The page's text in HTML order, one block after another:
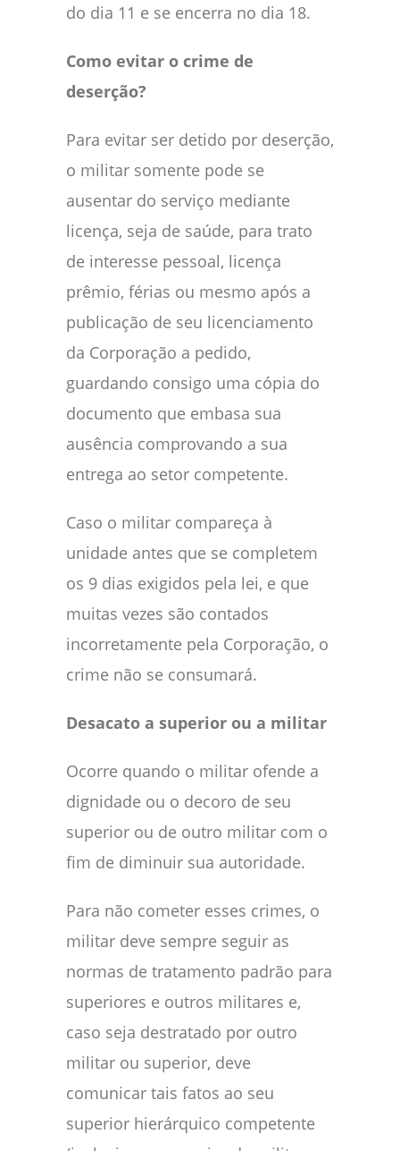
do dia 11 e se encerra no dia 18.
Como evitar o crime de
deserção?
Para evitar ser detido por deserção,
o militar somente pode se
ausentar do serviço mediante
licença, seja de saúde, para trato
de interesse pessoal, licença
prêmio, férias ou mesmo após a
publicação de seu licenciamento
da Corporação a pedido,
guardando consigo uma cópia do
documento que embasa sua
ausência comprovando a sua
entrega ao setor competente.
Caso o militar compareça à
unidade antes que se completem
os 9 dias exigidos pela lei, e que
muitas vezes são contados
incorretamente pela Corporação, o
crime não se consumará.
Desacato a superior ou a militar
Ocorre quando o militar ofende a
dignidade ou o decoro de seu
superior ou de outro militar com o
fim de diminuir sua autoridade.
Para não cometer esses crimes, o
militar deve sempre seguir as
normas de tratamento padrão para
superiores e outros militares e,
caso seja destratado por outro
militar ou superior, deve
comunicar tais fatos ao seu
superior hierárquico competente